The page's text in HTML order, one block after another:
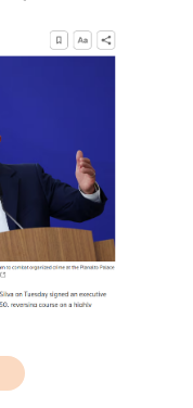
系，对合作方开展
本上升与市场不确
业对货代合规性需
百分点。
，从容应对合规时
）
】→【配送设置】
亚马逊管理的进口
，选择 【管理所有
组操作】→【更改配
和优势，并介绍三